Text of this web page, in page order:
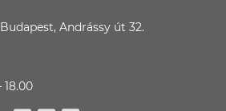
Budapest, Andrássy út 32.
18.00